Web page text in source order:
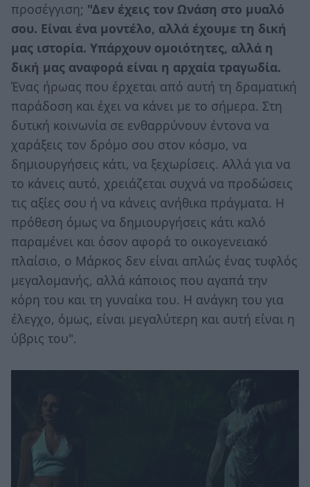
προσέγγιση; "Δεν έχεις τον Ωνάση στο μυαλό
σου. Είναι ένα μοντέλο, αλλά έχουμε τη δική
μας ιστορία. Υπάρχουν ομοιότητες, αλλά η
δική μας αναφορά είναι η αρχαία τραγωδία.
Ένας ήρωας που έρχεται από αυτή τη δραματική
παράδοση και έχει να κάνει με το σήμερα. Στη
δυτική κοινωνία σε ενθαρρύνουν έντονα να
χαράξεις τον δρόμο σου στον κόσμο, να
δημιουργήσεις κάτι, να ξεχωρίσεις. Αλλά για να
το κάνεις αυτό, χρειάζεται συχνά να προδώσεις
τις αξίες σου ή να κάνεις ανήθικα πράγματα. Η
πρόθεση όμως να δημιουργήσεις κάτι καλό
παραμένει και όσον αφορά το οικογενειακό
πλαίσιο, ο Μάρκος δεν είναι απλώς ένας τυφλός
μεγαλομανής, αλλά κάποιος που αγαπά την
κόρη του και τη γυναίκα του. Η ανάγκη του για
έλεγχο, όμως, είναι μεγαλύτερη και αυτή είναι η
ύβρις του".